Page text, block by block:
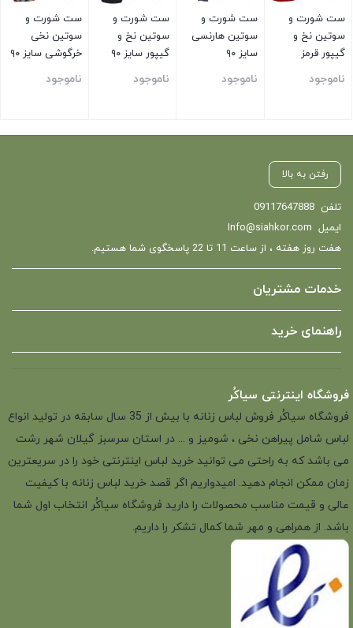
ست شورت و
سوتین نخ و
گیپور قرمز
ناموجود
ست شورت و
سوتین هارنسی
سایز ۹۰
ناموجود
ست شورت و
سوتین نخ و
گیپور سایز ۹۰
ناموجود
ست شورت و
سوتین نخی
خرگوشی سایز ۹۰
ناموجود
رفتن به بالا
تلفن 09117647888
ایمیل Info@siahkor.com
هفت روز هفته ، از ساعت 11 تا 22 پاسخگوی شما هستیم.
خدمات مشتریان
راهنمای خرید
فروشگاه اینترنتی سیاکُر
فروشگاه سیاکُر فروش لباس زنانه با بیش از 35 سال سابقه در تولید انواع
لباس شامل پیراهن نخی ، شومیز و ... در استان سرسبز گیلان شهر رشت
می باشد که به راحتی می توانید خرید لباس اینترنتی خود را در سریعترین
زمان ممکن انجام دهید. امیدواریم اگر قصد خرید لباس زنانه با کیفیت
عالی و قیمت مناسب محصولات را دارید فروشگاه سیاکُر انتخاب اول شما
باشد. از همراهی و مهر شما کمال تشکر را داریم.